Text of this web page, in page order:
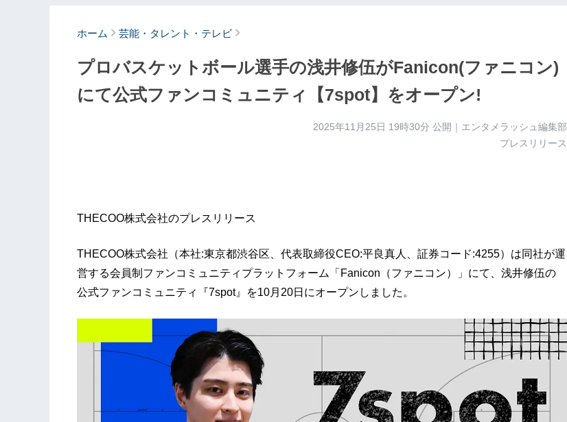
ホーム 芸能・タレント・テレビ
プロバスケットボール選手の浅井修伍がFanicon(ファニコン)
にて公式ファンコミュニティ【7spot】をオープン!
2025年11月25日 19時30分 公開｜エンタメラッシュ編集部
プレスリリース
THECOO株式会社のプレスリリース
THECOO株式会社（本社:東京都渋谷区、代表取締役CEO:平良真人、証券コード:4255）は同社が運
営する会員制ファンコミュニティプラットフォーム「Fanicon（ファニコン）」にて、浅井修伍の
公式ファンコミュニティ『7spot』を10月20日にオープンしました。